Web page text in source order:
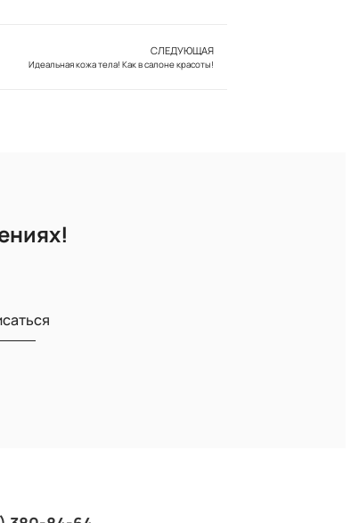
СЛЕДУЮЩАЯ
Идеальная кожа тела! Как в салоне красоты!